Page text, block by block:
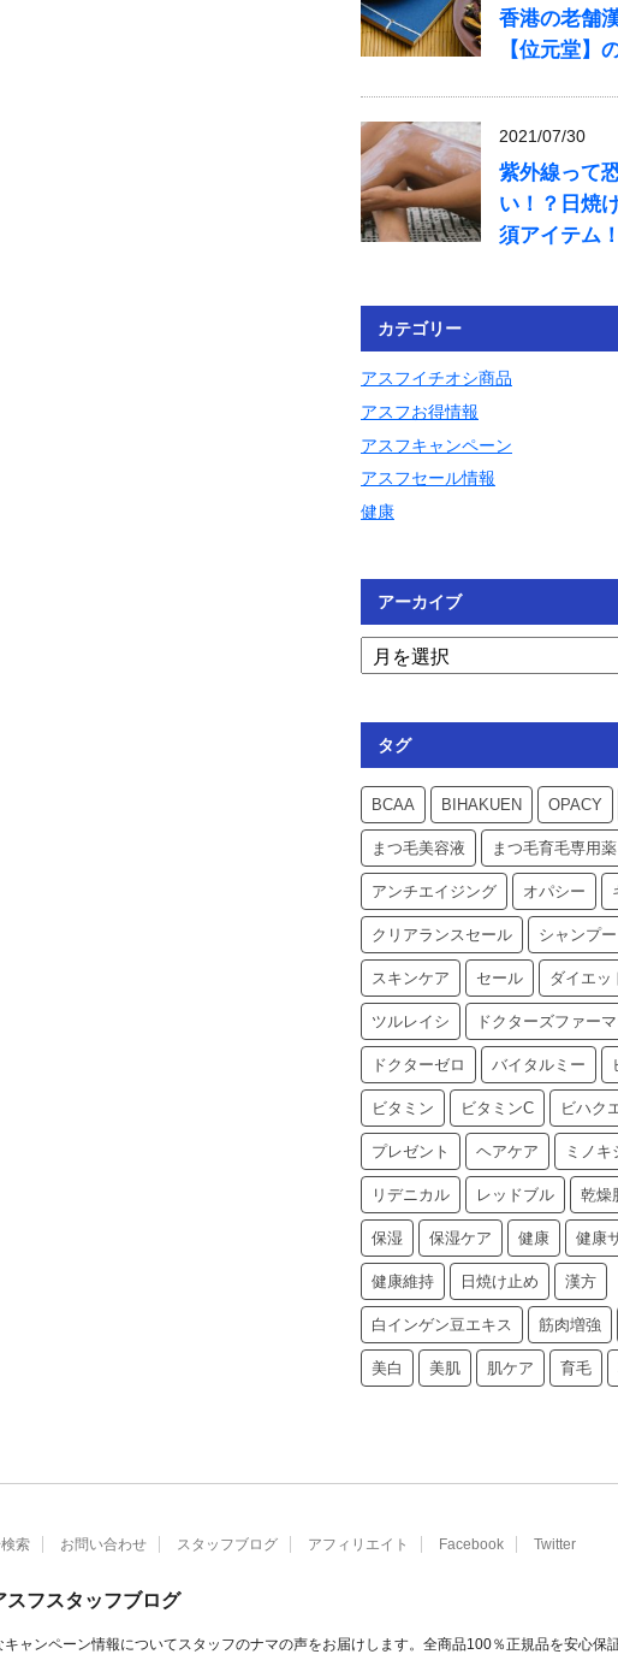
香港の老舗
【位元堂】
2021/07/30
紫外線って
い！？日焼
須アイテム！
カテゴリー
アスフイチオシ商品
アスフお得情報
アスフキャンペーン
アスフセール情報
健康
アーカイブ
タグ
BCAA BIHAKUEN OPACY
まつ毛美容液 まつ毛育毛専用薬
アンチエイジング オパシー
クリアランスセール シャンプー
スキンケア セール ダイエッ
ツルレイシ ドクターズファー
ドクターゼロ バイタルミー
ビタミン ビタミンC ビハク
プレゼント ヘアケア ミノキ
リデニカル レッドブル 乾燥
保湿 保湿ケア 健康 健康
健康維持 日焼け止め 漢方
白インゲン豆エキス 筋肉増強
美白 美肌 肌ケア 育毛
索 お問い合わせ スタッフブログ アフィリエイト Facebook Twitter
スフスタッフブログ
ャンペーン情報についてスタッフのナマの声をお届けします。全商品100％正規品を安心保